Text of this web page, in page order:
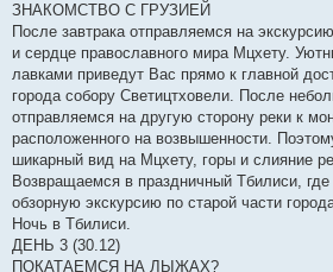
ЗНАКОМСТВО С ГРУЗИЕЙ
После завтрака отправляемся на
и сердце православного мира Мцхету.
лавками приведут Вас прямо к главной
города собору Светицтховели. После
отправляемся на другую сторону реки к
расположенного на возвышенности.
шикарный вид на Мцхету, горы и слияние
Возвращаемся в праздничный Тбилиси,
обзорную экскурсию по старой части
Ночь в Тбилиси.
ДЕНЬ 3 (30.12)
ПОКАТАЕМСЯ НА ЛЫЖАХ?